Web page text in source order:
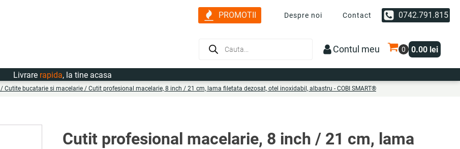
PROMOTII Despre noi Contact 0742.791.815
Products
Contul meu 0.00 lei
Livrarerapida, la tine acasa
/ Cutite bucatarie si macelarie / Cutit profesional macelarie, 8 inch / 21 cm, lama filetata dezosat, otel inoxidabil, albastru - COBI SMART®
Cutit profesional macelarie, 8 inch / 21 cm, lama